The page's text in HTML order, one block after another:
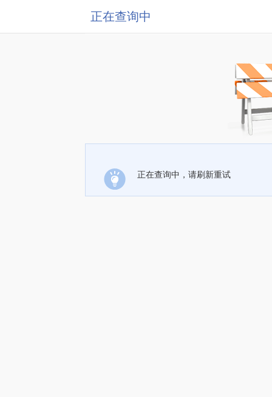
正在查询中
正在查询中，请刷新重试